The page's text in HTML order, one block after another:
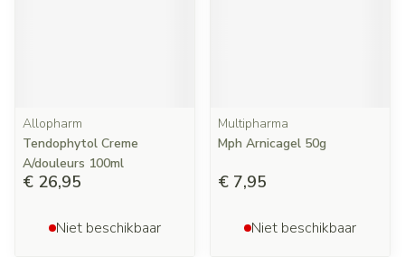
Allopharm
Tendophytol Creme
A/douleurs 100ml
€ 26,95
Niet beschikbaar
Multipharma
Mph Arnicagel 50g
€ 7,95
Niet beschikbaar